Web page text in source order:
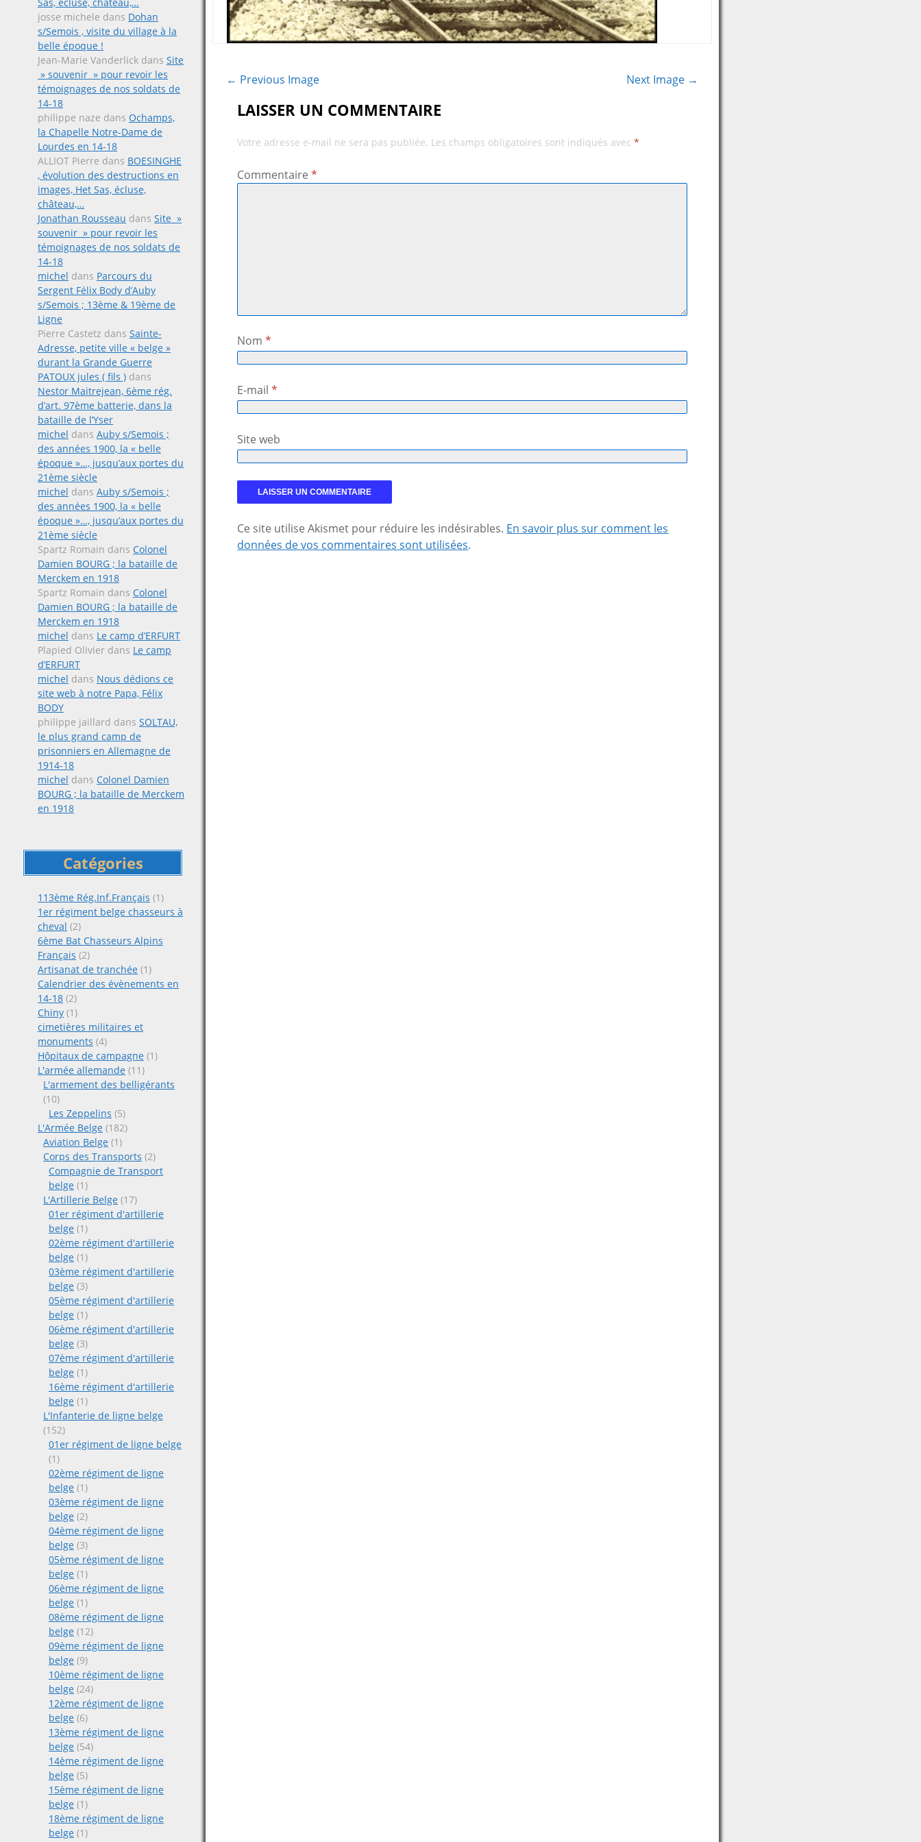
josse michele dans Dohan
s/Semois , visite du village à la
belle époque !
Jean-Marie Vanderlick dans Site
» souvenir » pour revoir les
témoignages de nos soldats de
14-18
philippe naze dans Ochamps,
la Chapelle Notre-Dame de
Lourdes en 14-18
ALLIOT Pierre dans BOESINGHE
, évolution des destructions en
images, Het Sas, écluse,
château,…
Jonathan Rousseau dans Site »
souvenir » pour revoir les
témoignages de nos soldats de
14-18
michel dans Parcours du
Sergent Félix Body d’Auby
s/Semois ; 13ème & 19ème de
Ligne
Pierre Castetz dans Sainte-
Adresse, petite ville « belge »
durant la Grande Guerre
PATOUX jules ( fils ) dans
Nestor Maitrejean, 6ème rég.
d’art. 97ème batterie, dans la
bataille de l’Yser
michel dans Auby s/Semois ;
des années 1900, la « belle
époque »…, jusqu’aux portes du
21ème siècle
michel dans Auby s/Semois ;
des années 1900, la « belle
époque »…, jusqu’aux portes du
21ème siècle
Spartz Romain dans Colonel
Damien BOURG ; la bataille de
Merckem en 1918
Spartz Romain dans Colonel
Damien BOURG ; la bataille de
Merckem en 1918
michel dans Le camp d’ERFURT
Plapied Olivier dans Le camp
d’ERFURT
michel dans Nous dédions ce
site web à notre Papa, Félix
BODY
philippe jaillard dans SOLTAU,
le plus grand camp de
prisonniers en Allemagne de
1914-18
michel dans Colonel Damien
BOURG ; la bataille de Merckem
en 1918
Catégories
113ème Rég.Inf.Français (1)
1er régiment belge chasseurs à
cheval (2)
6ème Bat Chasseurs Alpins
Français (2)
Artisanat de tranchée (1)
Calendrier des évènements en
14-18 (2)
Chiny (1)
cimetières militaires et
monuments (4)
Hôpitaux de campagne (1)
L'armée allemande (11)
L'armement des belligérants
(10)
Les Zeppelins (5)
L'Armée Belge (182)
Aviation Belge (1)
Corps des Transports (2)
Compagnie de Transport
belge (1)
L'Artillerie Belge (17)
01er régiment d'artillerie
belge (1)
02ème régiment d'artillerie
belge (1)
03ème régiment d'artillerie
belge (3)
05ème régiment d'artillerie
belge (1)
06ème régiment d'artillerie
belge (3)
07ème régiment d'artillerie
belge (1)
16ème régiment d'artillerie
belge (1)
L'Infanterie de ligne belge
(152)
01er régiment de ligne belge
(1)
02ème régiment de ligne
belge (1)
03ème régiment de ligne
belge (2)
04ème régiment de ligne
belge (3)
05ème régiment de ligne
belge (1)
06ème régiment de ligne
belge (1)
08ème régiment de ligne
belge (12)
09ème régiment de ligne
belge (9)
10ème régiment de ligne
belge (24)
12ème régiment de ligne
belge (6)
13ème régiment de ligne
belge (54)
14ème régiment de ligne
belge (5)
15ème régiment de ligne
belge (1)
18ème régiment de ligne
belge (1)
← Previous Image Next Image →
LAISSER UN COMMENTAIRE
Votre adresse e-mail ne sera pas publiée. Les champs obligatoires sont indiqués avec*
Commentaire*
Nom*
E-mail*
Site web
Ce site utilise Akismet pour réduire les indésirables. En savoir plus sur comment les
données de vos commentaires sont utilisées.